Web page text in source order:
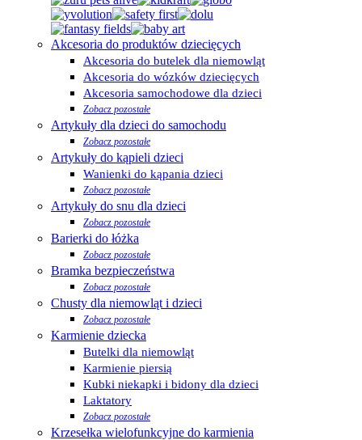
Akcesoria do produktów dziecięcych
Akcesoria do butelek dla niemowląt
Akcesoria do wózków dziecięcych
Akcesoria samochodowe dla dzieci
Zobacz pozostałe
Artykuły dla dzieci do samochodu
Zobacz pozostałe
Artykuły do kąpieli dzieci
Wanienki do kąpania dzieci
Zobacz pozostałe
Artykuły do snu dla dzieci
Zobacz pozostałe
Barierki do łóżka
Zobacz pozostałe
Bramka bezpieczeństwa
Zobacz pozostałe
Chusty dla niemowląt i dzieci
Zobacz pozostałe
Karmienie dziecka
Butelki dla niemowląt
Karmienie piersią
Kubki niekapki i bidony dla dzieci
Laktatory
Zobacz pozostałe
Krzesełka wielofunkcyjne do karmienia